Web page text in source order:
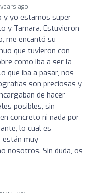
ago
y yo estamos super
y Tamara. Estuvieron
me encantó su
que tuvieron con
como iba a ser la
que iba a pasar, nos
son preciosas y
de hacer
posibles, sin
concreto ni nada por
lo cual es
están muy
nosotros. Sin duda, os